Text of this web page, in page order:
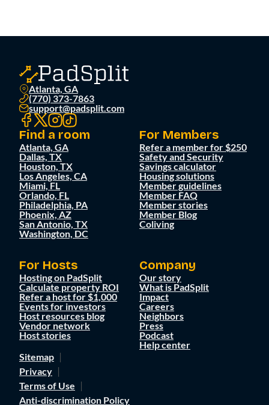
Atlanta, GA
(770) 373-7863
support@padsplit.com
Find a room
Atlanta, GA
Dallas, TX
Houston, TX
Los Angeles, CA
Miami, FL
Orlando, FL
Philadelphia, PA
Phoenix, AZ
San Antonio, TX
Washington, DC
For Members
Refer a member for $250
Safety and Security
Savings calculator
Housing solutions
Member guidelines
Member FAQ
Member stories
Member Blog
Coliving
For Hosts
Hosting on PadSplit
Calculate property ROI
Refer a host for $1,000
Events for investors
Host resources blog
Vendor network
Host stories
Company
Our story
What is PadSplit
Impact
Careers
Neighbors
Press
Podcast
Help center
Sitemap
Privacy
Terms of Use
Anti-discrimination Policy